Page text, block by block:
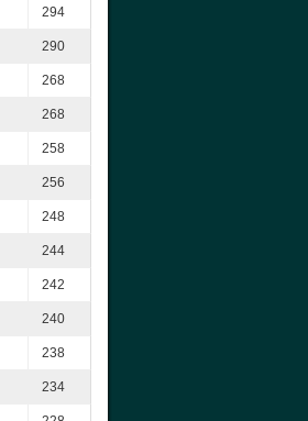
294
290
268
268
258
256
248
244
242
240
238
234